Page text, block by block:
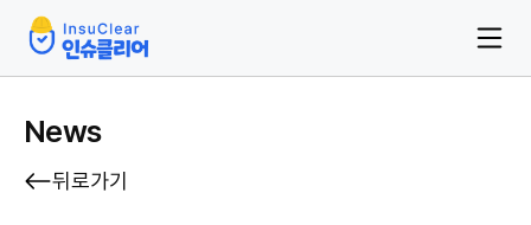
News
뒤로가기